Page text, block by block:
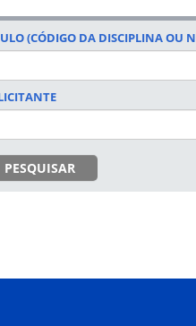
(CÓDIGO DA DISCIPLINA OU
PESQUISAR